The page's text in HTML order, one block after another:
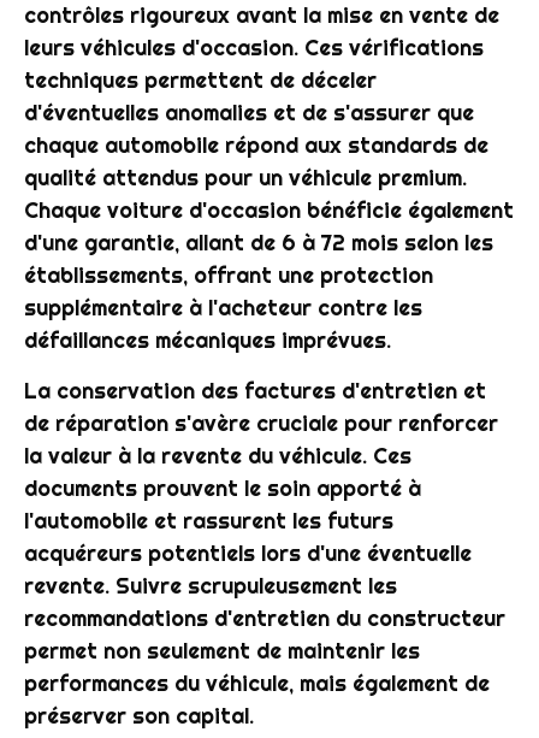
contrôles rigoureux avant la mise en vente de
leurs véhicules d'occasion. Ces vérifications
techniques permettent de déceler
d'éventuelles anomalies et de s'assurer que
chaque automobile répond aux standards de
qualité attendus pour un véhicule premium.
Chaque voiture d'occasion bénéficie également
d'une garantie, allant de 6 à 72 mois selon les
établissements, offrant une protection
supplémentaire à l'acheteur contre les
défaillances mécaniques imprévues.
La conservation des factures d'entretien et
de réparation s'avère cruciale pour renforcer
la valeur à la revente du véhicule. Ces
documents prouvent le soin apporté à
l'automobile et rassurent les futurs
acquéreurs potentiels lors d'une éventuelle
revente. Suivre scrupuleusement les
recommandations d'entretien du constructeur
permet non seulement de maintenir les
performances du véhicule, mais également de
préserver son capital.